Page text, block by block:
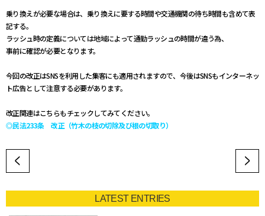
乗り換えが必要な場合は、乗り換えに要する時間や交通機関の待ち時間も含めて表
記する。
ラッシュ時の定義については地域によって通勤ラッシュの時間が違う為、
事前に確認が必要となります。
今回の改正はSNSを利用した集客にも適用されますので、今後はSNSもインターネッ
ト広告として注意する必要があります。
改正関連はこちらもチェックしてみてください。
◎民法233条 改正（竹木の枝の切除及び根の切取り）
LATEST ENTRIES